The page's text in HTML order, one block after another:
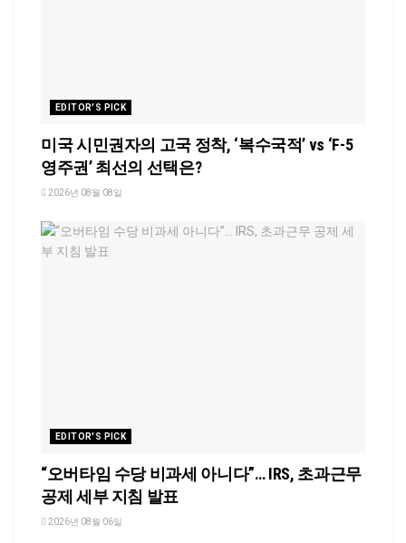
EDITOR'S PICK
미국 시민권자의 고국 정착, ‘복수국적’ vs ‘F-5
영주권’ 최선의 선택은?
2026년 08월 08일
EDITOR'S PICK
“오버타임 수당 비과세 아니다”… IRS, 초과근무
공제 세부 지침 발표
2026년 08월 06일